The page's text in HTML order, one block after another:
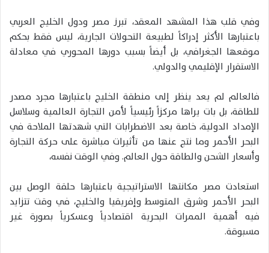
وفي قلب هذا المشهد المعقد، تبرز مصر ودول الخليج العربي
باعتبارها الأكثر إدراكاً لطبيعة التحولات الجارية، ليس فقط بحكم
موقعها الجغرافي، بل أيضاً بسبب دورها المحوري في معادلة
الاستقرار الإقليمي والدولي.
فالعالم لم يعد ينظر إلى منطقة الخليج باعتبارها مجرد مصدر
للطاقة، بل بات يراها مركزاً رئيسياً لأمن التجارة العالمية وسلاسل
الإمداد الدولية، خاصة بعد الاضطرابات التي شهدتها الملاحة في
البحر الأحمر وما نتج عنها من تأثيرات مباشرة على حركة التجارة
وأسعار الشحن والطاقة حول العالم. وفي الوقت نفسه،
استعادت مصر مكانتها الاستراتيجية باعتبارها حلقة الوصل بين
البحر الأحمر وشرق المتوسط وإفريقيا والخليج، في وقت تتزايد
فيه أهمية الممرات البحرية اقتصادياً وعسكرياً بصورة غير
مسبوقة.